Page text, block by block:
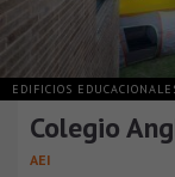
EDIFICIOS
Colegio
AEI